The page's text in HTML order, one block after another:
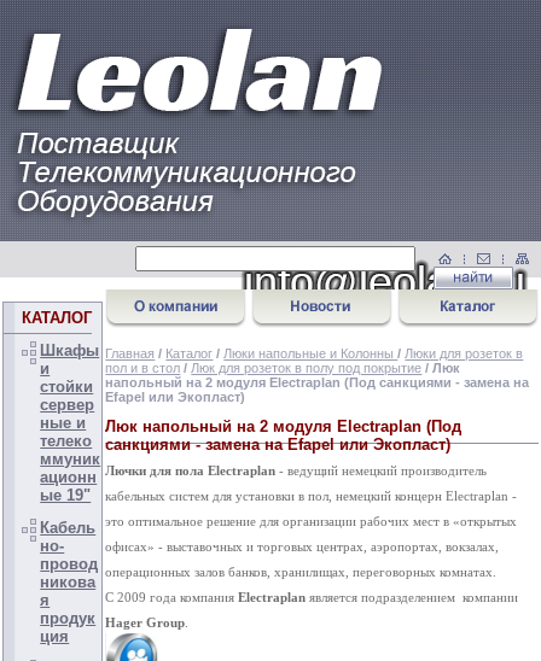
КАТАЛОГ
Шкафы
и
стойки
сервер
ные и
телеко
ммуник
ационн
ые 19"
Кабель
но-
провод
никова
я
продук
ция
Главная / Каталог / Люки напольные и Колонны/ Люки для розеток в
пол и в стол / Люк для розеток в полу под покрытие / Люк
напольный на 2 модуля Electraplan (Под санкциями - замена на
Efapel или Экопласт)
Люк напольный на 2 модуля Electraplan (Под
санкциями - замена на Efapel или Экопласт)
Лючки для пола Electraplan- ведущий немецкий производитель
кабельных систем для установки в пол, немецкий концерн Electraplan -
это оптимальное решение для организации рабочих мест в «открытых
офисах» - выставочных и торговых центрах, аэропортах, вокзалах,
операционных залов банков, хранилищах, переговорных комнатах.
С 2009 года компанияElectraplan является подразделением компании
Hager Group